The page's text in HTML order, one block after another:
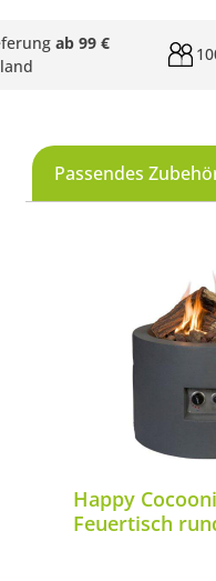
ab 99 €
Passendes
Happy
Feuertisch